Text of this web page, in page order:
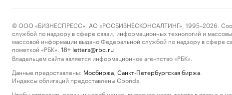
© ООО «БИЗНЕСПРЕСС», АО «РОСБИЗНЕСКОНСАЛТИНГ», 1995–2026.
службой по надзору в сфере связи, информационных технологий и
массовой информации выдано Федеральной службой по надзору в сфере
пометкой «РБК».
18+ letters@rbc.ru
Владельцем сайта является информационное агентство «РБК».
Данные предоставлены: Мосбиржа Санкт-Петербургская биржа
Индексы облигаций предоставлены Cbonds.